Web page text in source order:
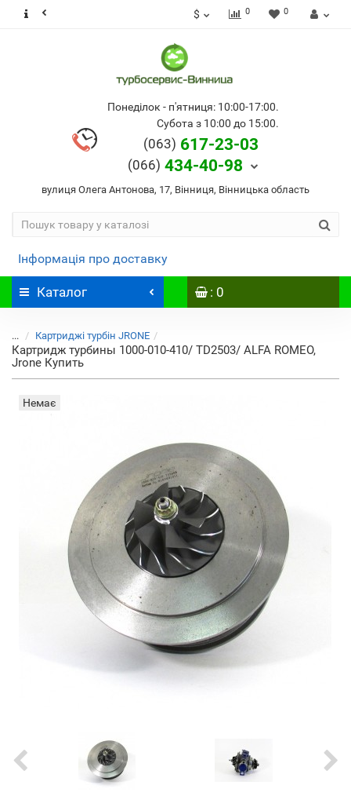
$ 0 0
Понеділок - п'ятниця: 10:00-17:00.
Субота з 10:00 до 15:00.
(063) 617-23-03
(066) 434-40-98
вулиця Олега Антонова, 17, Вінниця, Вінницька область
Інформація про доставку
Каталог : 0
... Картриджі турбін JRONE
Картридж турбины 1000-010-410/ TD2503/ ALFA ROMEO,
Jrone Купить
Немає